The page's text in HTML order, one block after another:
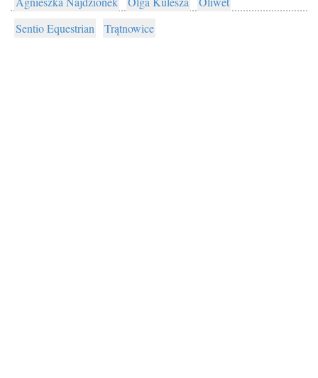
Sentio Equestrian
Trątnowice